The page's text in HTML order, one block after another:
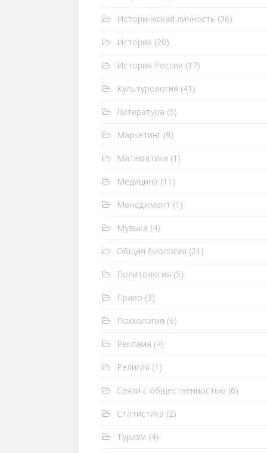
Историческая личность (36)
История (20)
История России (17)
Культурология (41)
Литература (5)
Маркетинг (9)
Математика (1)
Медицина (11)
Менеджмент (1)
Музыка (4)
Общая биология (21)
Политология (5)
Право (3)
Психология (6)
Реклама (4)
Религия (1)
Связи с общественностью (6)
Статистика (2)
Туризм (4)